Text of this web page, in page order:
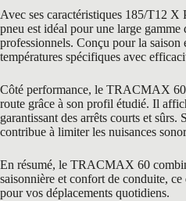
Avec ses caractéristiques 185/T12
pneu est idéal pour une large
professionnels. Conçu pour la saison
températures spécifiques avec
Côté performance, le TRACMAX
route grâce à son profil étudié. Il
garantissant des arrêts courts et
contribue à limiter les nuisances
En résumé, le TRACMAX 60
saisonnière et confort de conduite,
pour vos déplacements quotidiens.